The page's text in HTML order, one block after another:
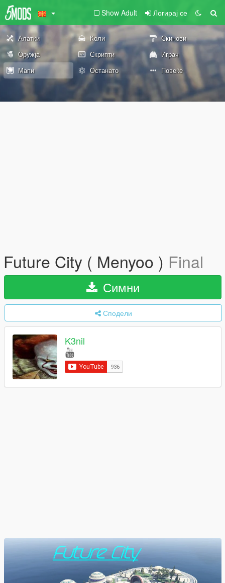
Show Adult Логирај се
Алатки Коли
Скинови
Оружја
Скрипти
Играч
Мапи
Останато Повеќе
Future City ( Menyoo ) Final
Симни
Сподели
K3nil